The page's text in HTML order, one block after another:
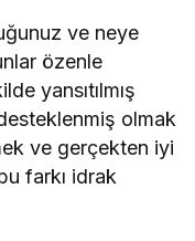
ve neye
özenle
yansıtılmış
olmak
ve gerçekten iyi
farkı idrak